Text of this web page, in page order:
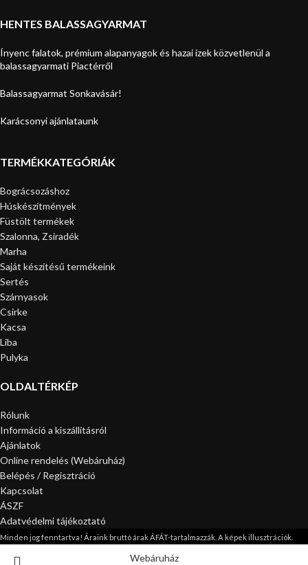
HENTES BALASSAGYARMAT
Ínyenc falatok, prémium alapanyagok és hazai ízek közvetlenül a
balassagyarmati Piactérről
Balassagyarmat Sonkavásár!
Karácsonyi ajánlataunk
TERMÉKKATEGÓRIÁK
Bográcsozáshoz
Húskészítmények
Füstölt termékek
Szalonna, Zsiradék
Marha
Saját készítésű termékeink
Sertés
Szárnyasok
Csirke
Kacsa
Liba
Pulyka
OLDALTÉRKÉP
Rólunk
Információ a kiszállításról
Ajánlatok
Online rendelés (Webáruház)
Belépés / Regisztráció
Kapcsolat
ÁSZF
Adatvédelmi tájékoztató
Minden jog fenntartva! Áraink bruttó árak ÁFÁT-tartalmazzák. A képek illusztrációk.
Webáruház